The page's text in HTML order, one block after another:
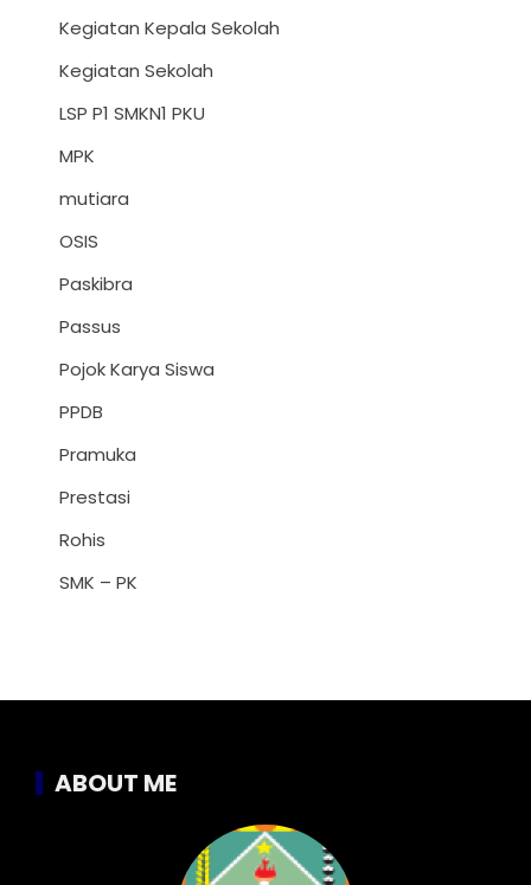
Kegiatan Kepala Sekolah
Kegiatan Sekolah
LSP P1 SMKN1 PKU
MPK
mutiara
OSIS
Paskibra
Passus
Pojok Karya Siswa
PPDB
Pramuka
Prestasi
Rohis
SMK – PK
ABOUT ME